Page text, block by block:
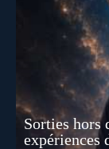
Sorties hors
expériences